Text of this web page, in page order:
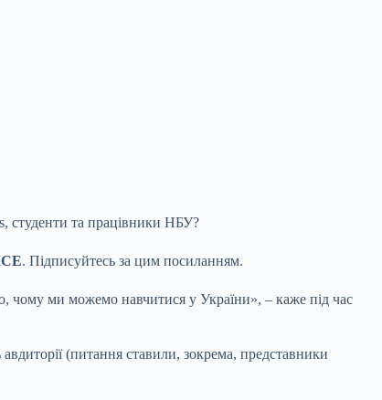
студенти та працівники НБУ?
. Підписуйтесь за цим посиланням.
чому ми можемо навчитися у України», – каже під час
авдиторії (питання ставили, зокрема, представники